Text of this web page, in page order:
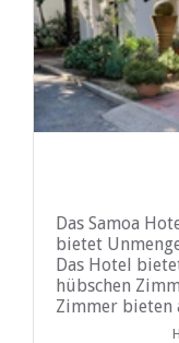
Das Samoa
bietet
Das Hotel
hübschen
Zimmer bieten
Zugang sowie